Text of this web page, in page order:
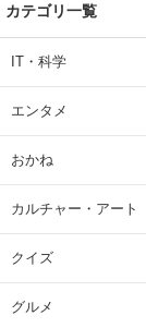
カテゴリ一覧
IT・科学
エンタメ
おかね
カルチャー・アート
クイズ
グルメ